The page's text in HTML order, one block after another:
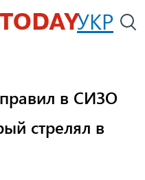
УКР
в СИЗО
стрелял в